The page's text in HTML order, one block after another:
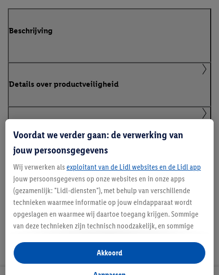
Beschrijving
Details over productveiligheid
Batterijenverordening
Handleidingen en downloads
Voordat we verder gaan: de verwerking van
jouw persoonsgegevens
Wij verwerken als exploitant van de Lidl websites en de Lidl app
jouw persoonsgegevens op onze websites en in onze apps
(gezamenlijk: "Lidl-diensten"), met behulp van verschillende
technieken waarmee informatie op jouw eindapparaat wordt
opgeslagen en waarmee wij daartoe toegang krijgen. Sommige
van deze technieken zijn technisch noodzakelijk, en sommige
opslaan van voorkeursinstellingen, het verzamelen en
analyseren van statistieken of voor het tonen van
gepersonaliseerde reclame binnen en buiten de Lidl-diensten.
Akkoord